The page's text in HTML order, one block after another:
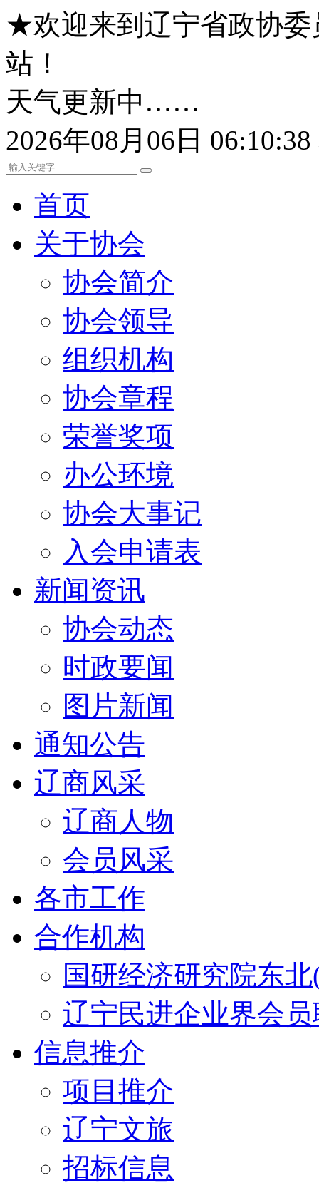
★欢迎来到辽宁省政协委
站！
天气更新中……
2026年08月06日
首页
关于协会
协会简介
协会领导
组织机构
协会章程
荣誉奖项
办公环境
协会大事记
入会申请表
新闻资讯
协会动态
时政要闻
图片新闻
通知公告
辽商风采
辽商人物
会员风采
各市工作
合作机构
国研经济研究院东
辽宁民进企业界会
信息推介
项目推介
辽宁文旅
招标信息